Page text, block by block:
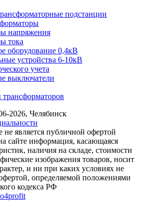
подстанции
напряжения
тока
оборудование 0,4кВ
устройства 6-10кВ
учета
выключатели
трансформаторов
2026, Челябинск
является публичной офертой
сайте информация, касающаяся
наличия на складе, стоимости
изображения товаров, носит
и ни при каких условиях не
определяемой положениями
кодекса РФ